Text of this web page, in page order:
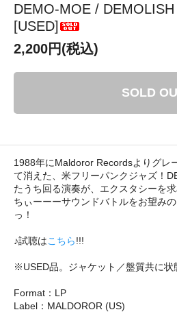
DEMO-MOE /
[USED]
2,200円(税込)
SOLD
1988年にMaldoror Recordsよりグレ
て消えた、米フリーパンクジャズ！
たうち回る演奏が、エクスタシーを
ちぃーーーサウンドバトルをお望み
っ！
♪試聴はこちら!!!
※USED品。ジャケット／盤質共に状
Format：LP
Label：MALDOROR (US)